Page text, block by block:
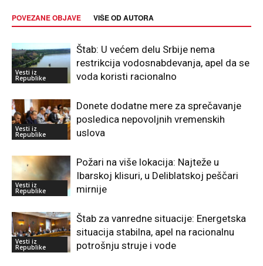
POVEZANE OBJAVE VIŠE OD AUTORA
Vesti iz
Republike
Štab: U većem delu Srbije nema
restrikcija vodosnabdevanja, apel da se
voda koristi racionalno
Vesti iz
Republike
Donete dodatne mere za sprečavanje
posledica nepovoljnih vremenskih
uslova
Vesti iz
Republike
Požari na više lokacija: Najteže u
Ibarskoj klisuri, u Deliblatskoj peščari
mirnije
Vesti iz
Republike
Štab za vanredne situacije: Energetska
situacija stabilna, apel na racionalnu
potrošnju struje i vode